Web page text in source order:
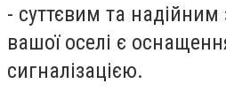
- суттєвим та
вашої оселі є
сигналізацією.